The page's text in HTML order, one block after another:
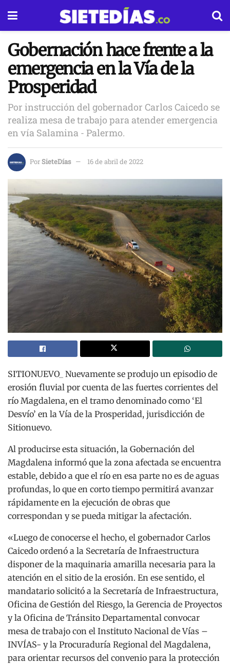
Gobernación hace frente a la
emergencia en la Vía de la
Prosperidad
Por instrucción del gobernador Carlos Caicedo se
realiza mesa de trabajo para atender emergencia
en vía Salamina - Palermo.
PorSieteDías 16 de abril de 2022
SITIONUEVO_ Nuevamente se produjo un episodio de
erosión fluvial por cuenta de las fuertes corrientes del
río Magdalena, en el tramo denominado como ‘El
Desvío’ en la Vía de la Prosperidad, jurisdicción de
Sitionuevo.
Al producirse esta situación, la Gobernación del
Magdalena informó que la zona afectada se encuentra
estable, debido a que el río en esa parte no es de aguas
profundas, lo que en corto tiempo permitirá avanzar
rápidamente en la ejecución de obras que
correspondan y se pueda mitigar la afectación.
«Luego de conocerse el hecho, el gobernador Carlos
Caicedo ordenó a la Secretaría de Infraestructura
disponer de la maquinaria amarilla necesaria para la
atención en el sitio de la erosión. En ese sentido, el
mandatario solicitó a la Secretaría de Infraestructura,
Oficina de Gestión del Riesgo, la Gerencia de Proyectos
y la Oficina de Tránsito Departamental convocar
mesa de trabajo con el Instituto Nacional de Vías –
INVÍAS- y la Procuraduría Regional del Magdalena,
para orientar recursos del convenio para la protección